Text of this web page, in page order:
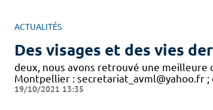
ACTUALITÉS
Des visages et des vies
deux, nous avons retrouvé une meilleure
Montpellier : secretariat_avml@yahoo.fr
19/10/2021 13:35